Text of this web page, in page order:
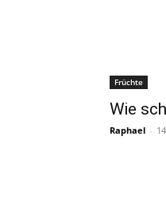
Früchte
Wie
Raphael -